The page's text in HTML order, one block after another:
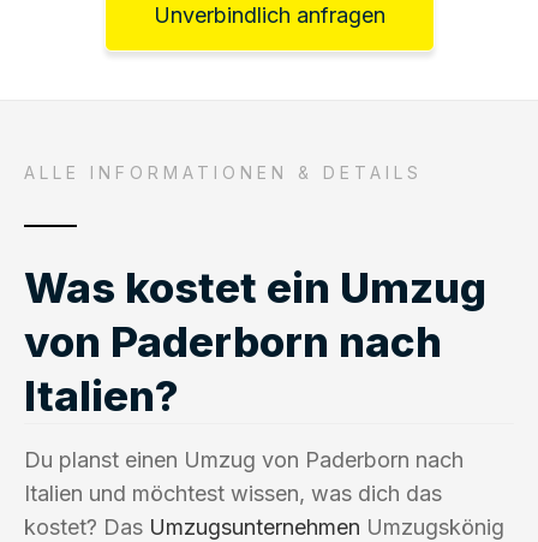
Unverbindlich anfragen
ALLE INFORMATIONEN & DETAILS
Was kostet ein Umzug
von Paderborn nach
Italien?
Du planst einen Umzug von Paderborn nach
Italien und möchtest wissen, was dich das
kostet? Das Umzugsunternehmen Umzugskönig